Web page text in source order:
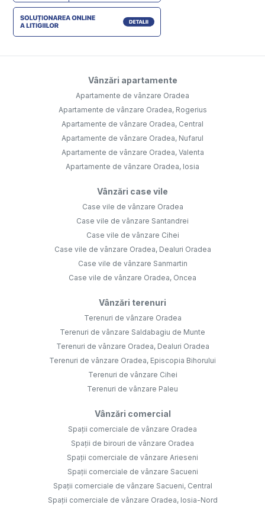
Vânzări apartamente
Apartamente de vânzare Oradea
Apartamente de vânzare Oradea, Rogerius
Apartamente de vânzare Oradea, Central
Apartamente de vânzare Oradea, Nufarul
Apartamente de vânzare Oradea, Valenta
Apartamente de vânzare Oradea, Iosia
Vânzări case vile
Case vile de vânzare Oradea
Case vile de vânzare Santandrei
Case vile de vânzare Cihei
Case vile de vânzare Oradea, Dealuri Oradea
Case vile de vânzare Sanmartin
Case vile de vânzare Oradea, Oncea
Vânzări terenuri
Terenuri de vânzare Oradea
Terenuri de vânzare Saldabagiu de Munte
Terenuri de vânzare Oradea, Dealuri Oradea
Terenuri de vânzare Oradea, Episcopia Bihorului
Terenuri de vânzare Cihei
Terenuri de vânzare Paleu
Vânzări comercial
Spații comerciale de vânzare Oradea
Spații de birouri de vânzare Oradea
Spații comerciale de vânzare Arieseni
Spații comerciale de vânzare Sacueni
Spații comerciale de vânzare Sacueni, Central
Spații comerciale de vânzare Oradea, Iosia-Nord